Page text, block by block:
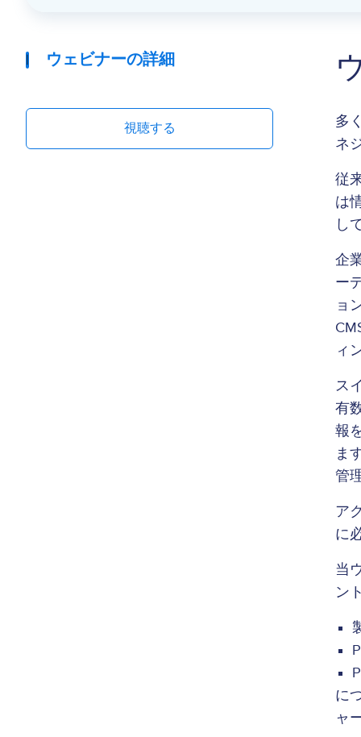
ウェビナーの詳細
視聴する
多
ネ
従
は
し
企
ー
ョ
ィ
ス
有
報
ま
管
ア
に
当
ン
に
ャ